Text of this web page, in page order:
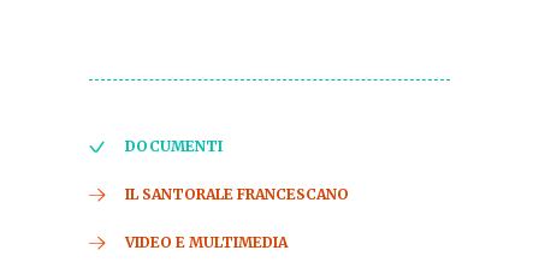
DOCUMENTI
IL SANTORALE FRANCESCANO
VIDEO E MULTIMEDIA